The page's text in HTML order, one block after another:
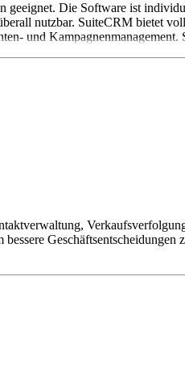
Die Software ist
nutzbar. SuiteCRM bietet
und